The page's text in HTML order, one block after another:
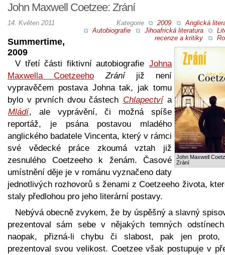
John Maxwell Coetzee: Zrání
Kategorie 2009
Anglická
Autobiografie
Jihoafrická literatura
recenze a kritiky
14. Květen 2011
John Maxwell
Zrání
Summertime,
2009
V třetí části fiktivní autobiografie Johna
Maxwella Coetzeeho
Zráníjiž není
vypravěčem postava Johna tak, jak tomu
bylo v prvních dvou částech Chlapectvía
Mládí, ale vyprávění, či možná spíše
reportáž, je psána postavou mladého
anglického badatele Vincenta, který v rámci
své vědecké práce zkoumá vztah již
zesnulého Coetzeeho k ženám. Časové
umístnění děje je v románu vyznačeno daty
jednotlivých rozhovorů s ženami z Coetzeeho života,
staly předlohou pro jeho literární postavy.
Nebývá obecně zvykem, že by úspěšný a slavný
prezentoval sám sebe v nějakých temných
naopak, přizná-li chybu či slabost, pak jen proto,
prezentoval svou velikost. Coetzee však postupuje v